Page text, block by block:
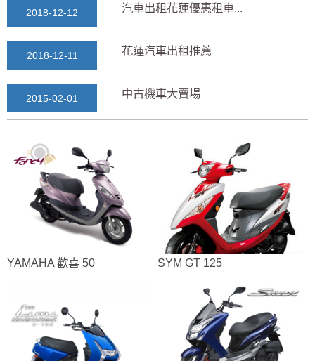
2018-12-12 汽車出租花蓮優惠租車...
2018-12-11 花蓮汽車出租推薦
2015-02-01 中古機車大賣場
2018-03-16
2018-03-15 七星潭風景區美景介紹...
2018-03-13 三日遊景點行程規劃景...
2018-03-12 花蓮自由行自助行程
2025-11-17 通水管後排水變快？背...
2018-12-14 花蓮租車推薦2019...
YAMAHA 歡喜 50 SYM GT 125